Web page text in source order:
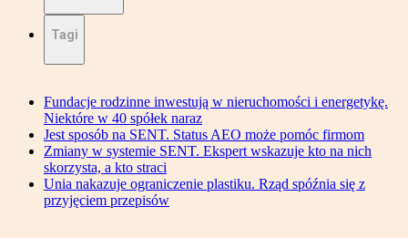
Tagi
Fundacje rodzinne inwestują w nieruchomości i energetykę.
Niektóre w 40 spółek naraz
Jest sposób na SENT. Status AEO może pomóc firmom
Zmiany w systemie SENT. Ekspert wskazuje kto na nich
skorzysta, a kto straci
Unia nakazuje ograniczenie plastiku. Rząd spóźnia się z
przyjęciem przepisów